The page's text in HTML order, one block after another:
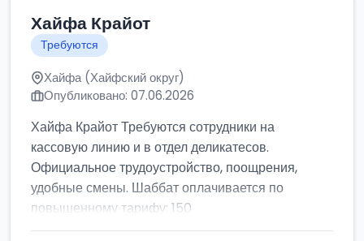
Хайфа Крайот
Требуются
Хайфа (Хайфский округ)
Опубликовано: 07.06.2026
Хайфа Крайот Требуются сотрудники на
кассовую линию и в отдел деликатесов.
Официальное трудоустройство, поощрения,
удобные смены. Шаббат оплачивается по
повышенному тарифу: 150